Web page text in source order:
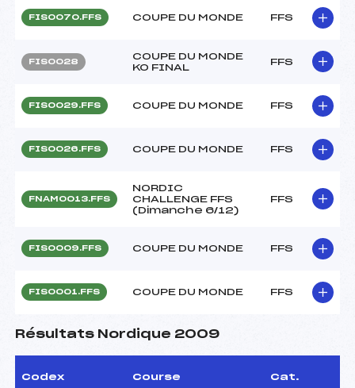
FIS0070.FFS COUPE DU MONDE FFS
FIS0028
COUPE DU MONDE
KO FINAL
FFS
FIS0029.FFS COUPE DU MONDE FFS
FIS0026.FFS COUPE DU MONDE FFS
FNAM0013.FFS
NORDIC
CHALLENGE FFS
(Dimanche 6/12)
FFS
FIS0009.FFS COUPE DU MONDE FFS
FIS0001.FFS COUPE DU MONDE FFS
Résultats Nordique 2009
Codex Course Cat.